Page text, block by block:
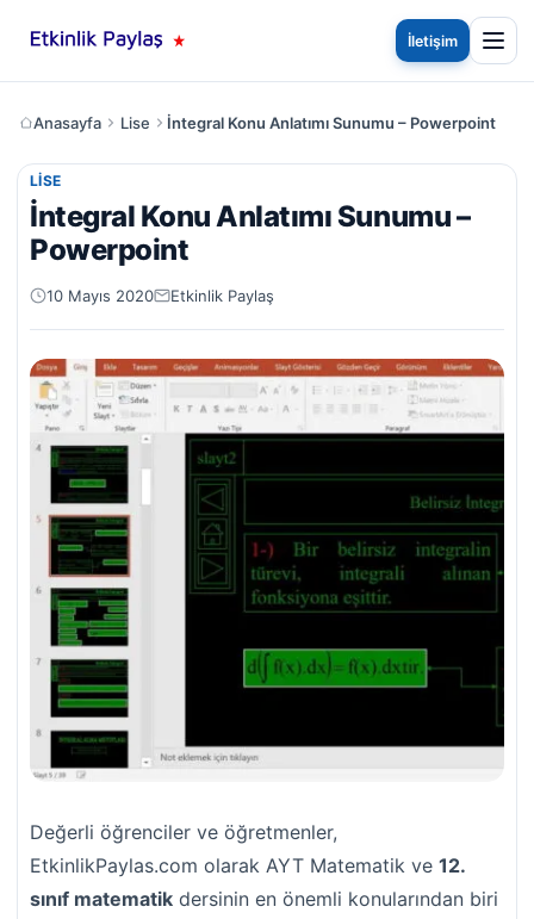
İletişim
Anasayfa Lise İntegral Konu Anlatımı Sunumu – Powerpoint
LISE
İntegral Konu Anlatımı Sunumu –
Powerpoint
10 Mayıs 2020 Etkinlik Paylaş
Değerli öğrenciler ve öğretmenler,
EtkinlikPaylas.com olarak AYT Matematik ve 12.
sınıf matematik dersinin en önemli konularından biri